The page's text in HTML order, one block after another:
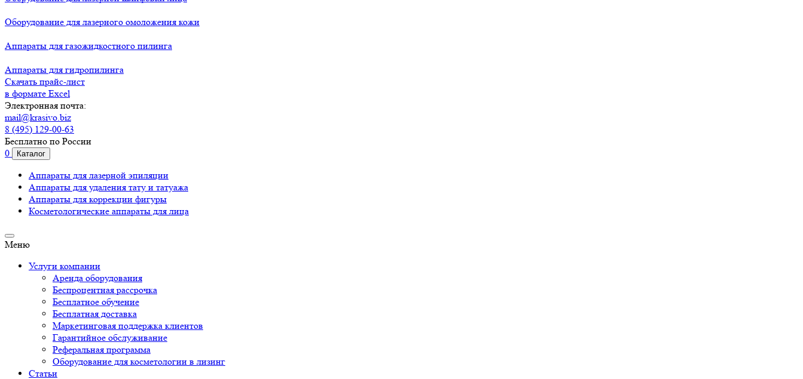
Оборудование для лазерного омоложения кожи
Аппараты для газожидкостного пилинга
Аппараты для гидропилинга
Скачать прайс-лист
в формате Excel
Электронная почта:
mail@krasivo.biz
8 (495) 129-00-63
Бесплатно по России
0
Каталог
Аппараты для лазерной эпиляции
Аппараты для удаления тату и татуажа
Аппараты для коррекции фигуры
Косметологические аппараты для лица
Меню
Услуги компании
Аренда оборудования
Беспроцентная рассрочка
Бесплатное обучение
Бесплатная доставка
Маркетинговая поддержка клиентов
Гарантийное обслуживание
Реферальная программа
Оборудование для косметологии в лизинг
Статьи